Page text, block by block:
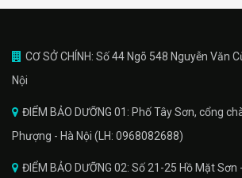
CƠ SỞ CHÍNH: Số 44 Ngõ 548 Nguyễn Văn
Nội
ĐIỂM BẢO DƯỠNG 01: Phố Tây Sơn, cổng
Phượng - Hà Nội (LH: 0968082688)
ĐIỂM BẢO DƯỠNG 02: Số 21-25 Hồ Mặt Sơn